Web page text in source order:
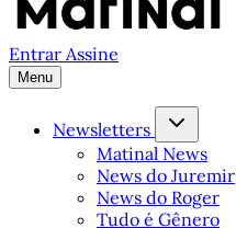
Entrar Assine
Menu
Newsletters
Matinal News
News do Juremir
News do Roger
Tudo é Gênero